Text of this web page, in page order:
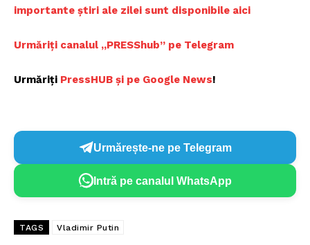
importante știri ale zilei sunt disponibile aici
Urmăriți canalul „PRESShub” pe Telegram
Urmăriți PressHUB și pe Google News!
Urmărește-ne pe Telegram
Intră pe canalul WhatsApp
TAGS Vladimir Putin